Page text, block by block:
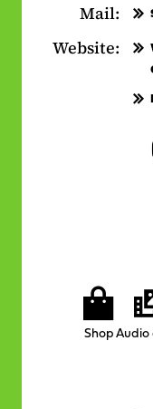
Mail:
Website:
Services
locationShop Audio